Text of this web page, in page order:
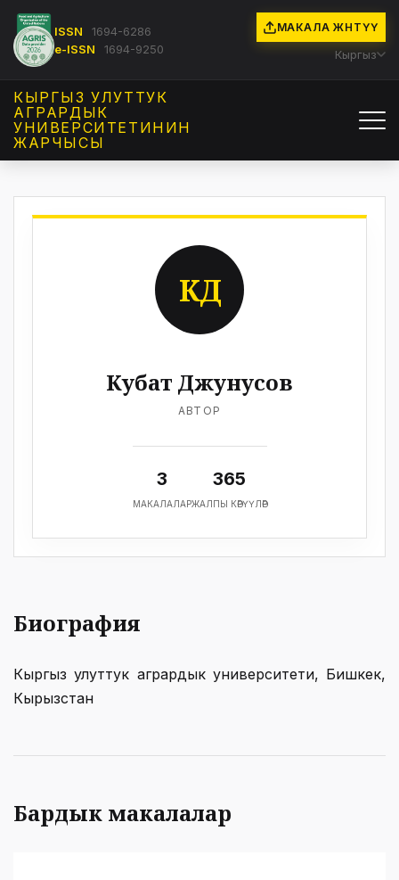
ISSN
1694-6286
e-ISSN
1694-9250
МАКАЛА ЖӨНӨТҮҮ
Кыргыз
КЫРГЫЗ УЛУТТУК
АГРАРДЫК
УНИВЕРСИТЕТИНИН
ЖАРЧЫСЫ
КД
Кубат Джунусов
АВТОР
3
МАКАЛАЛАР
365
ЖАЛПЫ КӨРҮҮЛӨР
Биография
Кыргыз улуттук агрардык университети, Бишкек,
Кырызстан
Бардык макалалар